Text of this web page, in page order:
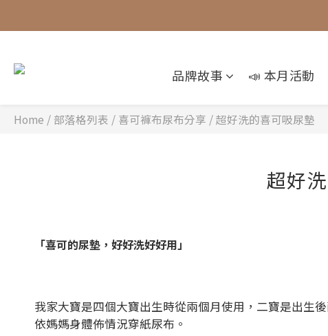
品牌故事 📣 本月活動
Home / 部落格列表 / 喜可褲布尿布分享 /超好洗的喜可吸尿墊
超好
「喜可的尿墊，好好洗好好用」
我家大寶是四個大寶出生時從兩個月使用，二寶是出生
依媽媽身體佈情況穿紙尿布。